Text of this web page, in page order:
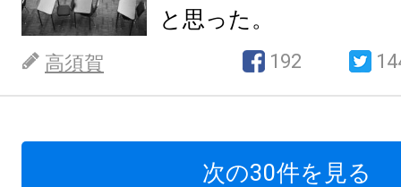
と思った。
高須賀 192
次の30件を見る